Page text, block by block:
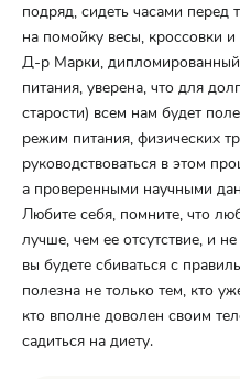
подряд, сидеть часами перед
на помойку весы, кроссовки
Д-р Марки,
питания, уверена, что для
старости) всем нам будет
режим питания, физических
руководствоваться в этом
а проверенными научными
Любите себя, помните, что
лучше, чем ее отсутствие, и
вы будете сбиваться с
полезна не только тем, кто
кто вполне доволен своим
садиться на диету.